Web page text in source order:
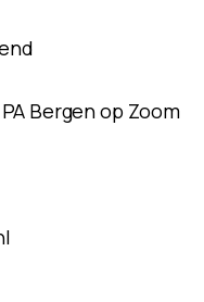
Bergen op Zoom